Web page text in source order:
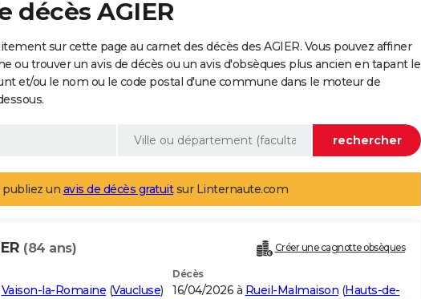
décès AGIER
sur cette page au carnet des décès des AGIER. Vous pouvez affiner
ou trouver un avis de décès ou un avis d'obsèques plus ancien en tapant le
et/ou le nom ou le code postal d'une commune dans le moteur de
publiez un avis de décès gratuitsur Linternaute.com
(84 ans) Créer une cagnotte obsèques
Vaison-la-Romaine (Vaucluse)
Décès
16/04/2026 à Rueil-Malmaison (Hauts-de-